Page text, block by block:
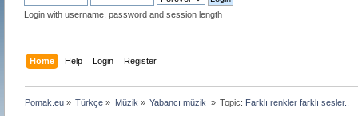
Login with username, password and session length
Home Help Login Register
Pomak.eu » Türkçe » Müzik » Yabancı müzik » Topic: Farklı renkler farklı sesler..